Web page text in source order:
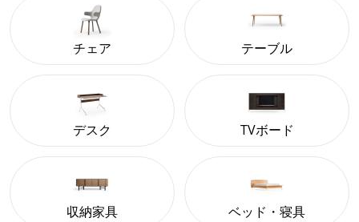
チェア テーブル
デスク TVボード
収納家具 ベッド・寝具